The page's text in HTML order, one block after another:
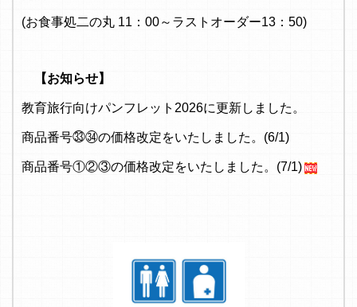
(お食事処二の丸 11：00～ラストオーダー13：50)
【お知らせ】
教育旅行向けパンフレット2026に更新しました。
商品番号㉝㉞の価格改定をいたしました。(6/1)
商品番号①②③の価格改定をいたしました。(7/1)